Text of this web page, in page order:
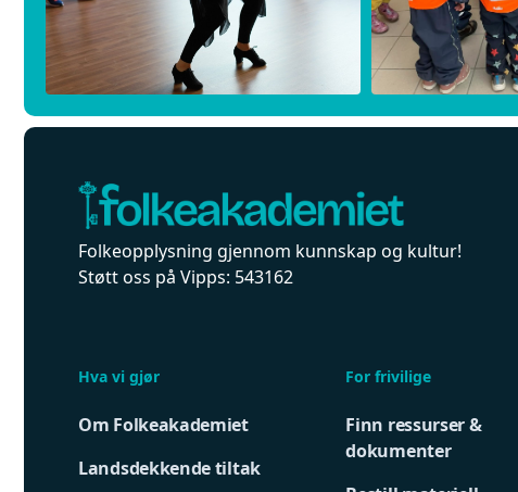
Folkeopplysning gjennom kunnskap og kultur!
Støtt oss på Vipps: 543162
Hva vi gjør
Om Folkeakademiet
Landsdekkende tiltak
For frivilige
Finn ressurser &
dokumenter